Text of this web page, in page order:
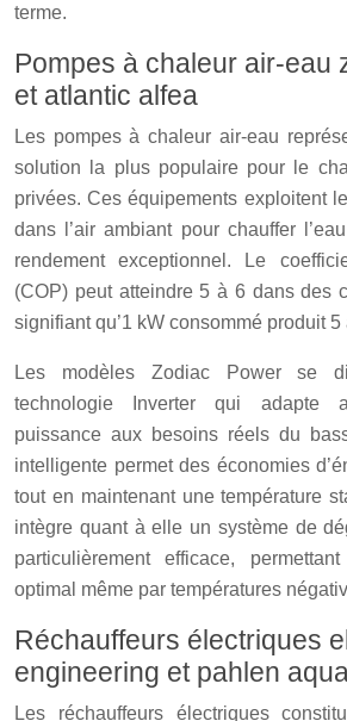
terme.
Pompes à chaleur air-eau
et atlantic alfea
Les pompes à chaleur air-eau
solution la plus populaire pour le
privées. Ces équipements exploitent
dans l’air ambiant pour chauffer
rendement exceptionnel. Le
(COP) peut atteindre 5 à 6 dans des
signifiant qu’1 kW consommé produit
Les modèles Zodiac Power se
technologie Inverter qui adapte
puissance aux besoins réels du
intelligente permet des économies
tout en maintenant une température
intègre quant à elle un système de
particulièrement efficace,
optimal même par températures
Réchauffeurs électriques
engineering et pahlen
Les réchauffeurs électriques